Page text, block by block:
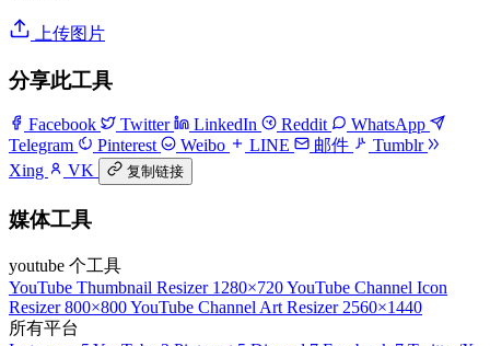
上传图片
分享此工具
Facebook Twitter LinkedIn Reddit
WhatsApp
Telegram
Pinterest Weibo LINE 邮件
Tumblr
Xing
VK 复制链接
媒体工具
youtube 个工具
YouTube Thumbnail Resizer 1280×720YouTube Channel Icon
Resizer 800×800YouTube Channel Art Resizer 2560×1440
所有平台